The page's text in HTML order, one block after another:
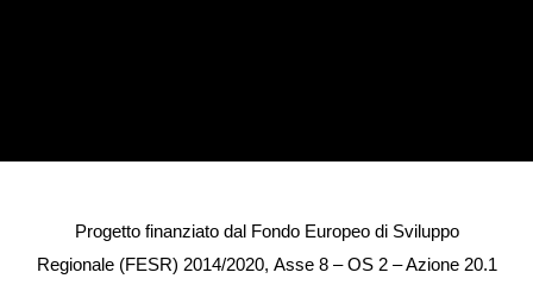
Progetto finanziato dal Fondo Europeo di Sviluppo
Regionale (FESR) 2014/2020, Asse 8 – OS 2 – Azione 20.1